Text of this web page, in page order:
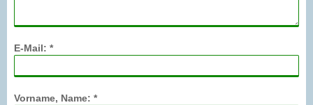
E-Mail: *
Vorname, Name: *